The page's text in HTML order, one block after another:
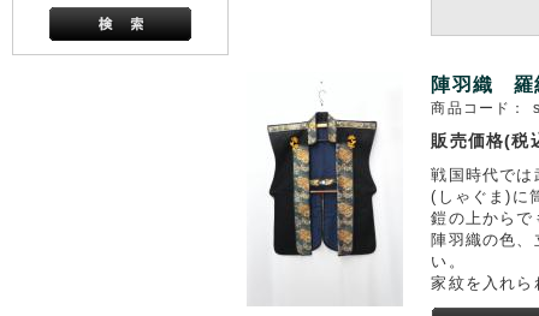
陣羽織
商品コード：
販売価格(税
戦国時代では
(しゃぐま)に
鎧の上からで
陣羽織の色
い。
家紋を入れ